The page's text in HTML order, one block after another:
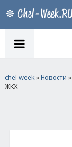
chel-week»Новости »
ЖКХ